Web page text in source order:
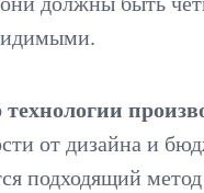
от дизайна и
подходящий метод